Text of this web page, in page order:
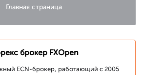
Главная страница
брокер FXOpen
ECN-брокер, работающий с 2005